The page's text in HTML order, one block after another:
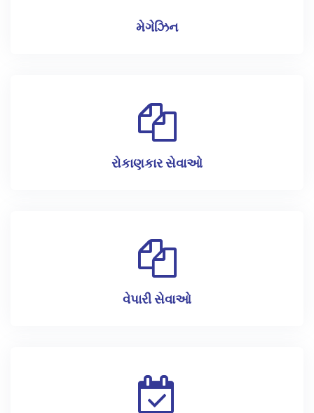
મેગેઝિન
રોકાણકાર સેવાઓ
વેપારી સેવાઓ